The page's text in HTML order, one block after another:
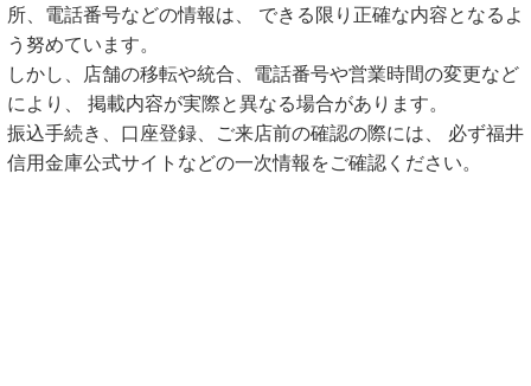
所、電話番号などの情報は、 できる限り正確な内容となるよ
う努めています。
しかし、店舗の移転や統合、電話番号や営業時間の変更など
により、 掲載内容が実際と異なる場合があります。
振込手続き、口座登録、ご来店前の確認の際には、 必ず福井
信用金庫公式サイトなどの一次情報をご確認ください。